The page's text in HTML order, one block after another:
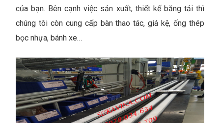
của bạn. Bên cạnh việc sản xuất, thiết kế băng tải thì
chúng tôi còn cung cấp bàn thao tác, giá kệ, ống thép
bọc nhựa, bánh xe…